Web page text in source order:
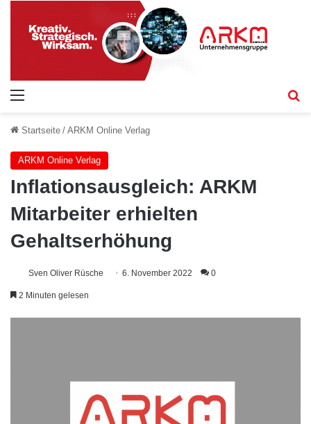
Startseite / ARKM Online Verlag
ARKM Online Verlag
Inflationsausgleich: ARKM
Mitarbeiter erhielten
Gehaltserhöhung
Sven Oliver Rüsche 6. November 2022 0
2 Minuten gelesen